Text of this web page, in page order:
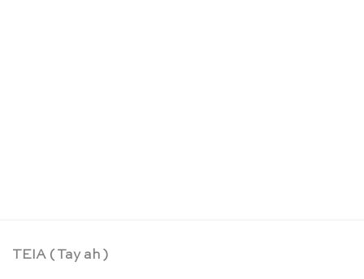
TEIA ( Tay ah )